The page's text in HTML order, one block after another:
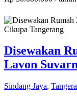
Disewakan
Lavon
Sindang Jaya,